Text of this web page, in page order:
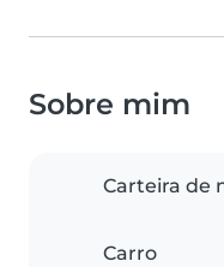
Sobre mim
Carteira de
Carro